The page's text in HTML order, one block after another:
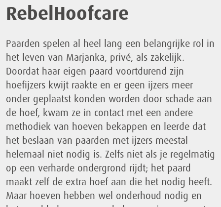
RebelHoofcare
Paarden spelen al heel lang een belangrijke rol in
het leven van Marjanka, privé, als zakelijk.
Doordat haar eigen paard voortdurend zijn
hoefijzers kwijt raakte en er geen ijzers meer
onder geplaatst konden worden door schade aan
de hoef, kwam ze in contact met een andere
methodiek van hoeven bekappen en leerde dat
het beslaan van paarden met ijzers meestal
helemaal niet nodig is. Zelfs niet als je regelmatig
op een verharde ondergrond rijdt; het paard
maakt zelf de extra hoef aan die het nodig heeft.
Maar hoeven hebben wel onderhoud nodig en